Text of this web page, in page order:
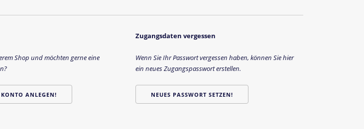
Shop und möchten gerne eine
KONTO ANLEGEN!
Zugangsdaten vergessen
Wenn Sie Ihr Passwort vergessen haben, können Sie hier
ein neues Zugangspasswort erstellen.
NEUES PASSWORT SETZEN!